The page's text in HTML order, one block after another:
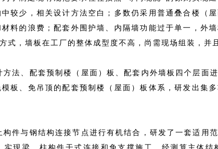
较少，相关设计方法空白；多数仍采用普通叠合楼（
料的浪费；配套外围护墙、内隔墙功能过于单一，外
式，墙板在工厂的整体成型度不高，尚需现场组装，并
法、配套预制楼（屋面）板、配套内外墙板四个层面
板、免吊顶的配套预制楼（屋面）板体系，研发出集
件与钢结构连接节点进行有机结合，研发了一套适用
现梁、柱构件干式连接和免支撑施工，经测算主体结